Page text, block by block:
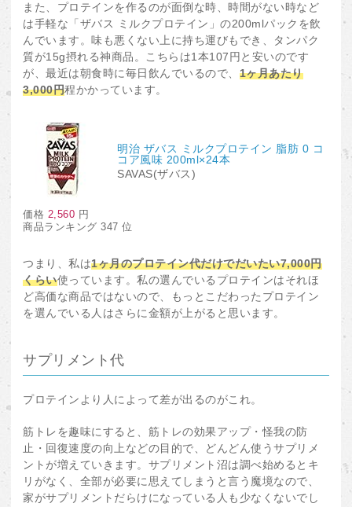
また、プロテインを作るのが面倒な時、時間がない時など
は手軽な「ザバス ミルクプロテイン」の200mlパックを飲
んでいます。味も悪くない上に持ち運びもでき、タンパク
質が15g摂れる神商品。こちらは1本107円と安いのです
が、最近は朝食時に毎日飲んでいるので、 1ヶ月あたり
3,000円程かかっています。
明治 ザバス ミルクプロテイン 脂肪 0 コ
コア風味 200ml×24本
SAVAS(ザバス)
価格 2,560 円
商品ランキング 347 位
つまり、私は1ヶ月のプロテイン代だけでだいたい7,000円
くらい使っています。私の選んでいるプロテインはそれほ
ど高価な商品ではないので、もっとこだわったプロテイン
を選んでいる人はさらに金額が上がると思います。
サプリメント代
プロテインより人によって差が出るのがこれ。
筋トレを趣味にすると、筋トレの効果アップ・怪我の防
止・回復速度の向上などの目的で、どんどん使うサプリメ
ントが増えていきます。サプリメント沼は調べ始めるとキ
リがなく、全部が必要に思えてしまうと言う魔境なので、
家がサプリメントだらけになっている人も少なくないでし